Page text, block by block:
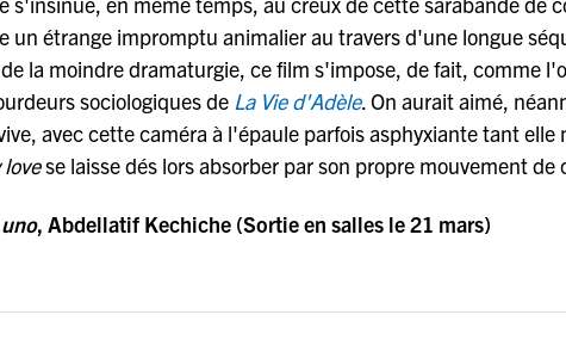
un étrange impromptu animalier au travers d'une longue
la moindre dramaturgie, ce film s'impose, de fait, comme
sociologiques de La Vie d'Adèle. On aurait aimé,
avec cette caméra à l'épaule parfois asphyxiante tant elle
se laisse dés lors absorber par son propre mouvement de
, Abdellatif Kechiche (Sortie en salles le 21 mars)